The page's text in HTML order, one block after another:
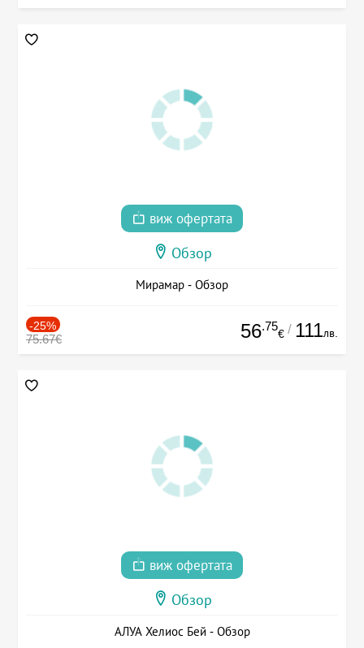
виж офертата
Обзор
Мирамар - Обзор
-25%
75.67€ 56.75
€ / 111лв.
виж офертата
Обзор
АЛУА Хелиос Бей - Обзор